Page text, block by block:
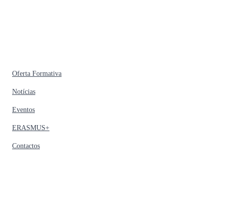
Oferta Formativa
Notícias
Eventos
ERASMUS+
Contactos